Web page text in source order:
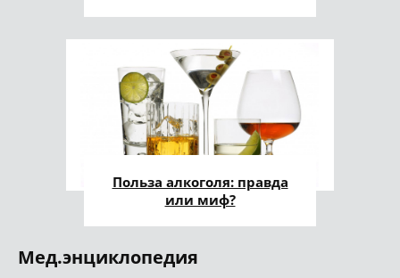
Польза алкоголя: правда
или миф?
Мед.энциклопедия